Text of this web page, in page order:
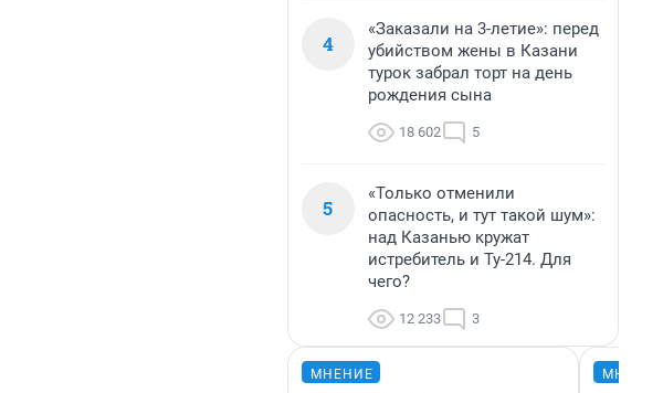
4
«Заказали на 3-летие»: перед
убийством жены в Казани
турок забрал торт на день
рождения сына
18 602 5
5
«Только отменили
опасность, и тут такой шум»:
над Казанью кружат
истребитель и Ту-214. Для
чего?
12 233 3
МНЕНИЕ